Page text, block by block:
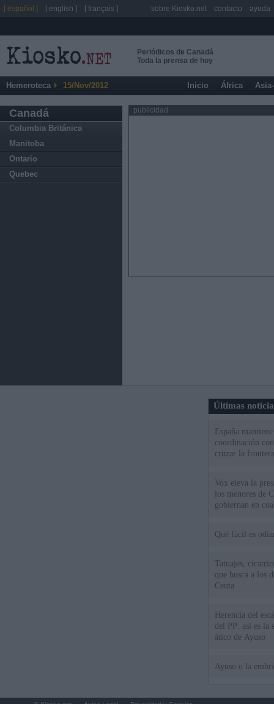
Periódicos de Canadá
Toda la prensa de hoy
Hemeroteca 15/Nov/2012 Inicio África
Canadá
Columbia Británica
Manitoba
Ontario
Quebec
publicidad
Últimas
España
coordinación
cruzar la
Vox eleva la
los menores de
gobiernan en
Qué fácil es
Tatuajes,
que busca a los
Ceuta
Herencia del
del PP: así es la
ático de Ayuso
Ayuso o la
[ español ] [ english ] [ français ] sobre Kiosko.net contacto ayuda